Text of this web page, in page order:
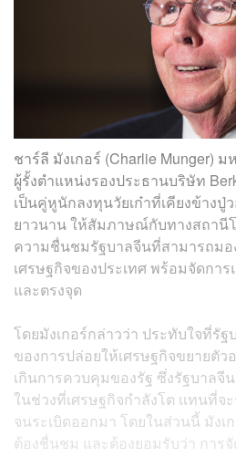
ชาร์ลี มังเกอร์ (Charlie Munger)
ผู้รั้งตำแหน่งรองประธานบริษัท
เป็นคู่หูนักลงทุนวัยเก๋าที่เคียงข้างปู่
ยาวนาน ให้สัมภาษณ์กับทางสถานี
ความชื่นชมรัฐบาลจีนที่สามารถม
เศรษฐกิจของประเทศ พร้อมจัดกา
และตรงจุด
โดยมังเกอร์กล่าวว่า ประทับใจที่รั
ของการปล่อยให้เศรษฐกิจขยายตัว
เกินการควบคุมของรัฐ ซึ่งรัฐบาลจี
ในช่วงที่เศรษฐกิจกำลังโต แทนที่
จนระเบิดออกมา โดยในส่วนนี้ มังเ
ต้องชื่นชม และต้องยอมรับว่า การ